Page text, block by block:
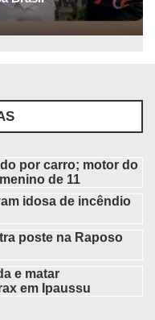
por carro; motor do
de 11
idosa de incêndio
poste na Raposo
e matar
em Ipaussu